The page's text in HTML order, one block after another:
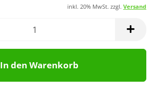
inkl. 20% MwSt. zzgl. Versand
In den Warenkorb